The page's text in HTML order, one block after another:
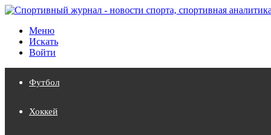
Меню
Искать
Войти
Футбол
Хоккей